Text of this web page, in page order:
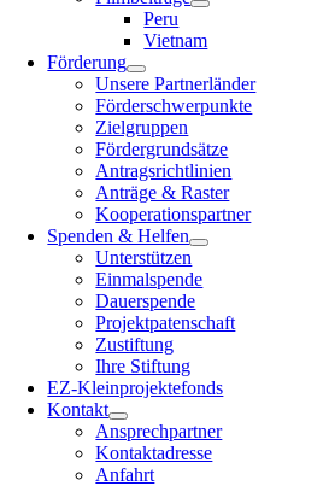
Peru
Vietnam
Förderung
Unsere Partnerländer
Förderschwerpunkte
Zielgruppen
Fördergrundsätze
Antragsrichtlinien
Anträge & Raster
Kooperationspartner
Spenden & Helfen
Unterstützen
Einmalspende
Dauerspende
Projektpatenschaft
Zustiftung
Ihre Stiftung
EZ-Kleinprojektefonds
Kontakt
Ansprechpartner
Kontaktadresse
Anfahrt